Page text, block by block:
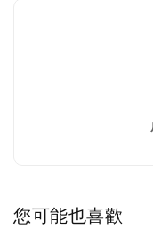
您可能也喜歡